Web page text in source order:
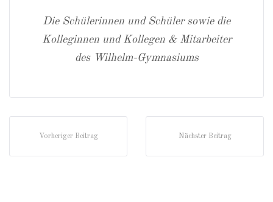
Die Schülerinnen und Schüler sowie die
Kolleginnen und Kollegen & Mitarbeiter
des Wilhelm-Gymnasiums
Vorheriger Beitrag Nächster Beitrag